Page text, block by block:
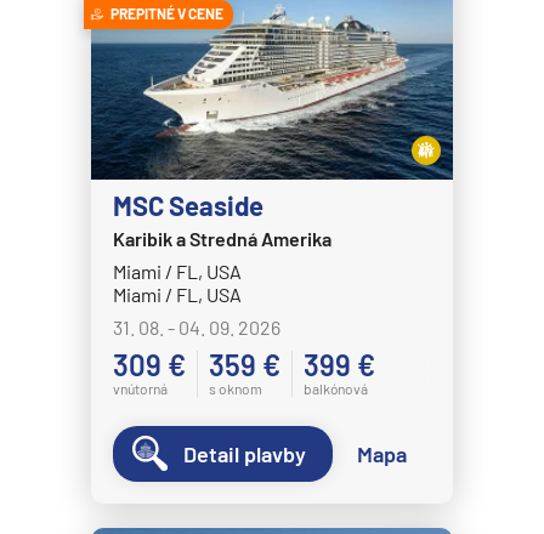
PREPITNÉ V CENE
MSC Seaside
Karibik a Stredná Amerika
Miami / FL, USA
Miami / FL, USA
31. 08. - 04. 09. 2026
309 €
vnútorná
359 €
s oknom
399 €
balkónová
Detail plavby Mapa